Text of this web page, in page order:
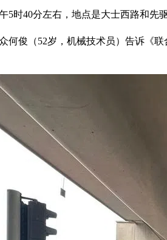
5时40分左右，地点是大士西路和先
何俊（52岁，机械技术员）告诉《